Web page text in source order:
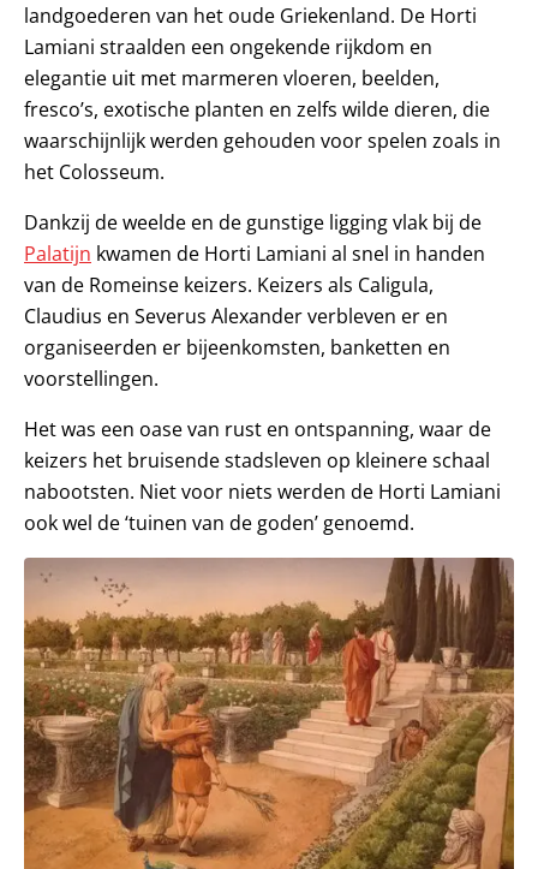
landgoederen van het oude Griekenland. De Horti
Lamiani straalden een ongekende rijkdom en
elegantie uit met marmeren vloeren, beelden,
fresco’s, exotische planten en zelfs wilde dieren, die
waarschijnlijk werden gehouden voor spelen zoals in
het Colosseum.
Dankzij de weelde en de gunstige ligging vlak bij de
Palatijn kwamen de Horti Lamiani al snel in handen
van de Romeinse keizers. Keizers als Caligula,
Claudius en Severus Alexander verbleven er en
organiseerden er bijeenkomsten, banketten en
voorstellingen.
Het was een oase van rust en ontspanning, waar de
keizers het bruisende stadsleven op kleinere schaal
nabootsten. Niet voor niets werden de Horti Lamiani
ook wel de ‘tuinen van de goden’ genoemd.